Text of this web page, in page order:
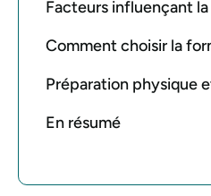
Facteurs influençant
Comment choisir la
Préparation physique
En résumé